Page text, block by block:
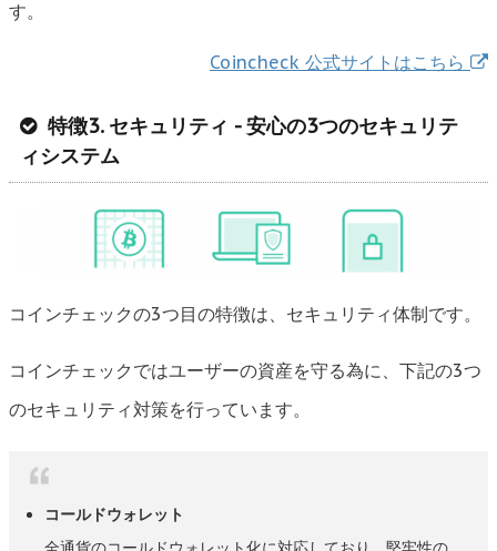
す。
Coincheck 公式サイトはこちら
特徴3. セキュリティ - 安心の3つのセキュリテ
ィシステム
コインチェックの3つ目の特徴は、セキュリティ体制です。
コインチェックではユーザーの資産を守る為に、下記の3つ
のセキュリティ対策を行っています。
コールドウォレット